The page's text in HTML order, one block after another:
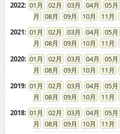
2022: 01 02 03 04 05
08
09 10 11
2021: 01 02 03 04 05
08
09 10 11
2020: 01 02 03 04 05
08
09 10 11
2019: 01 02 03 04 05
08
09 10 11
2018: 01 02 03 04 05
08
09 10 11